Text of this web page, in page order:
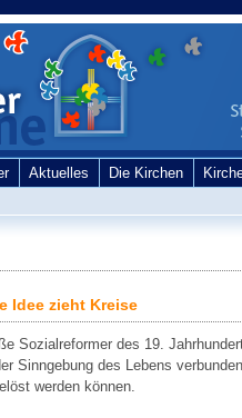
Aktuelles Die Kirchen
Idee zieht Kreise
Sozialreformer des 19.
Sinngebung des Lebens
werden können.